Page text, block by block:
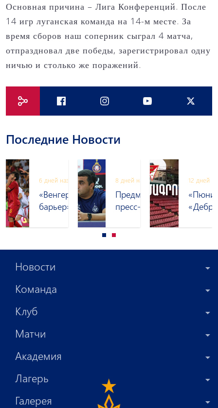
Основная причина – Лига Конференций. После
14 игр луганская команда на 14-м месте. За
время сборов наш соперник сыграл 4 матча,
отпраздновал две победы, зарегистрировал одну
ничью и столько же поражений.
Последние Новости
6 дней назад
«Венгерский
барьер» снова
непреодолимым
8 дней назад
Предматчевая
пресс-
конференция
Артака
12 дней
Новости
Команда
Клуб
Матчи
Академия
Лагерь
Галерея